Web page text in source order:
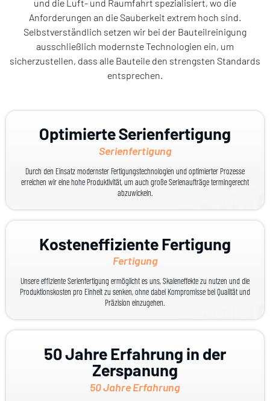
und die Luft- und Raumfahrt spezialisiert, wo die
Anforderungen an die Sauberkeit extrem hoch sind.
Selbstverständlich setzen wir bei der Bauteilreinigung
ausschließlich modernste Technologien ein, um
sicherzustellen, dass alle Bauteile den strengsten Standards
entsprechen.
Optimierte Serienfertigung
Serienfertigung
Durch den Einsatz modernster Fertigungstechnologien und optimierter Prozesse
erreichen wir eine hohe Produktivität, um auch große Serienaufträge termingerecht
abzuwickeln.
Kosteneffiziente Fertigung
Fertigung
Unsere effiziente Serienfertigung ermöglicht es uns, Skaleneffekte zu nutzen und die
Produktionskosten pro Einheit zu senken, ohne dabei Kompromisse bei Qualität und
Präzision einzugehen.
50 Jahre Erfahrung in der
Zerspanung
50 Jahre Erfahrung